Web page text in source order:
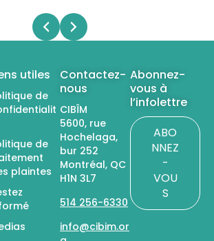
utiles
de
de
plaintes
Contactez-
nous
CIBÎM
5600, rue
Hochelaga,
bur 252
Montréal, QC
H1N 3L7
514 256-6330
info@cibim.or
Abonnez-
vous à
l’infolettre
ABO
NNEZ
-
VOU
S